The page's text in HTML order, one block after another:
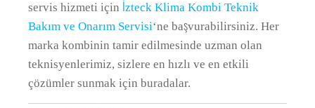
servis hizmeti için İzteck Klima Kombi Teknik
Bakım ve Onarım Servisi‘ne başvurabilirsiniz. Her
marka kombinin tamir edilmesinde uzman olan
teknisyenlerimiz, sizlere en hızlı ve en etkili
çözümler sunmak için buradalar.